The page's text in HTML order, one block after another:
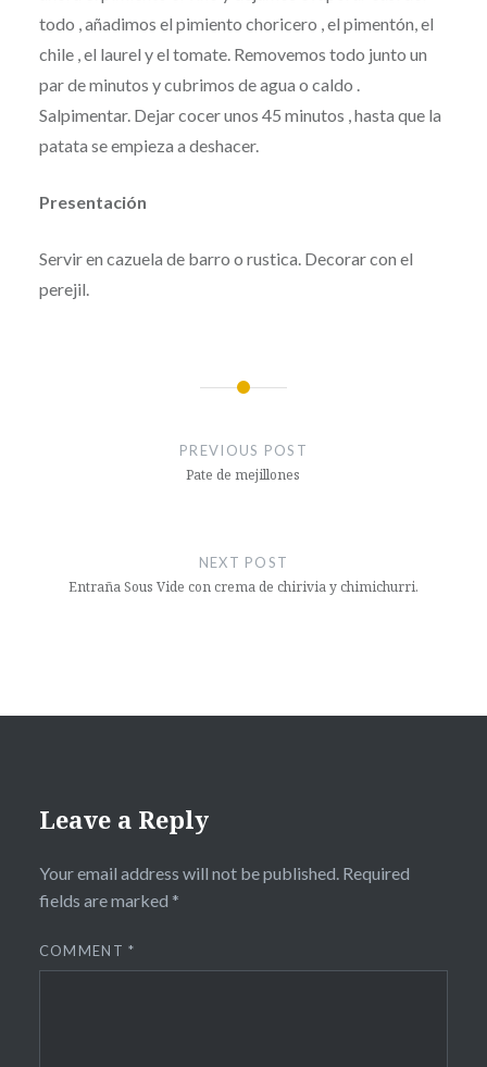
todo , añadimos el pimiento choricero , el pimentón, el
chile , el laurel y el tomate. Removemos todo junto un
par de minutos y cubrimos de agua o caldo .
Salpimentar. Dejar cocer unos 45 minutos , hasta que la
patata se empieza a deshacer.
Presentación
Servir en cazuela de barro o rustica. Decorar con el
perejil.
PREVIOUS POST
Pate de mejillones
NEXT POST
Entraña Sous Vide con crema de chirivia y chimichurri.
Leave a Reply
Your email address will not be published. Required
fields are marked *
COMMENT*